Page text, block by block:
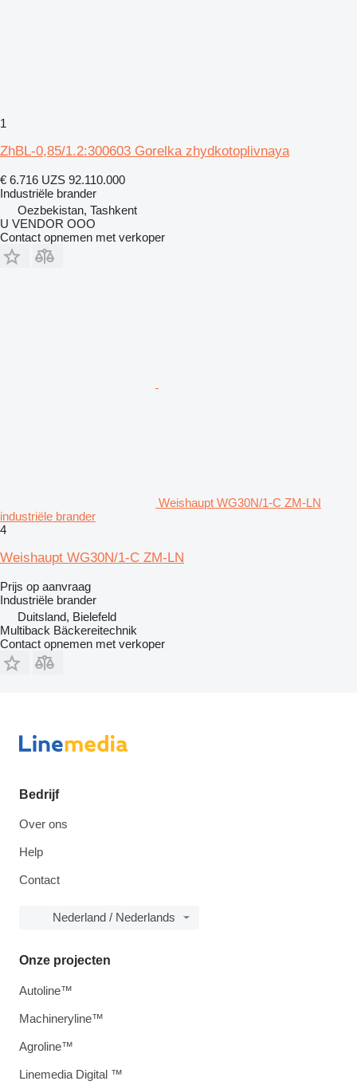
1
ZhBL-0,85/1.2:300603 Gorelka zhydkotoplivnaya
€ 6.716 UZS 92.110.000
Industriële brander
Oezbekistan, Tashkent
U VENDOR OOO
Contact opnemen met verkoper
Weishaupt WG30N/1-C ZM-LN
industriële brander
4
Weishaupt WG30N/1-C ZM-LN
Prijs op aanvraag
Industriële brander
Duitsland, Bielefeld
Multiback Bäckereitechnik
Contact opnemen met verkoper
Bedrijf
Over ons
Help
Contact
Nederland / Nederlands
Onze projecten
Autoline™
Machineryline™
Agroline™
Linemedia Digital ™